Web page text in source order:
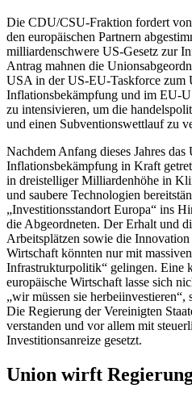
Die CDU/CSU-Fraktion fordert
den europäischen Partnern
milliardenschwere US-Gesetz zur
Antrag mahnen die
USA in der US-EU-Taskforce zum
Inflationsbekämpfung und im EU-
zu intensivieren, um die
und einen Subventionswettlauf zu
Nachdem Anfang dieses Jahres das
Inflationsbekämpfung in Kraft
in dreistelliger Milliardenhöhe in
und saubere Technologien
„Investitionsstandort Europa“ ins
die Abgeordneten. Der Erhalt und
Arbeitsplätzen sowie die
Wirtschaft könnten nur mit
Infrastrukturpolitik“ gelingen. Eine
europäische Wirtschaft lasse sich
„wir müssen sie
Die Regierung der Vereinigten
verstanden und vor allem mit
Investitionsanreize gesetzt.
Union wirft